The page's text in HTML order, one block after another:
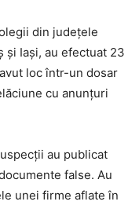
din județele
și Iași, au efectuat 23
loc într-un dosar
cu anunțuri
au publicat
false. Au
unei firme aflate în